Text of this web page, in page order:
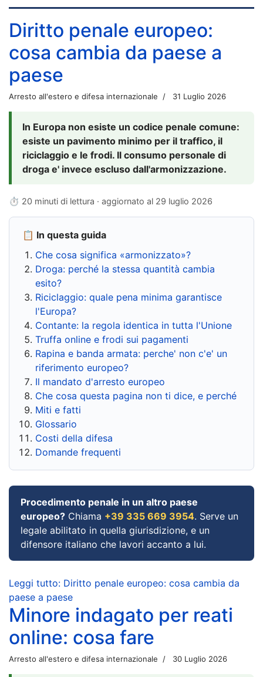
Diritto penale europeo:
cosa cambia da paese a
paese
Arresto all'estero e difesa internazionale 31 Luglio 2026
In Europa non esiste un codice penale comune:
esiste un pavimento minimo per il traffico, il
riciclaggio e le frodi. Il consumo personale di
droga e' invece escluso dall'armonizzazione.
⏱ 20 minuti di lettura · aggiornato al 29 luglio 2026
📋 In questa guida
Che cosa significa «armonizzato»?
Droga: perché la stessa quantità cambia
esito?
Riciclaggio: quale pena minima garantisce
l'Europa?
Contante: la regola identica in tutta l'Unione
Truffa online e frodi sui pagamenti
Rapina e banda armata: perche' non c'e' un
riferimento europeo?
Il mandato d'arresto europeo
Che cosa questa pagina non ti dice, e perché
Miti e fatti
Glossario
Costi della difesa
Domande frequenti
Procedimento penale in un altro paese
europeo? Chiama +39 335 669 3954. Serve un
legale abilitato in quella giurisdizione, e un
difensore italiano che lavori accanto a lui.
Leggi tutto: Diritto penale europeo: cosa cambia da
paese a paese
Minore indagato per reati
online: cosa fare
Arresto all'estero e difesa internazionale 30 Luglio 2026